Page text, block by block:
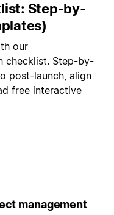
Step-by-
our
checklist. Step-by-
post-launch, align
free interactive
management